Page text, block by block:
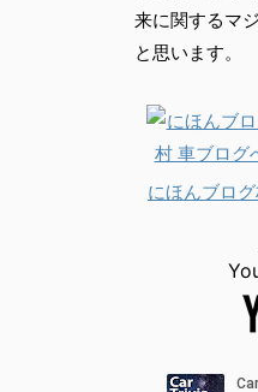
来に関するマ
と思います。
にほんブロ